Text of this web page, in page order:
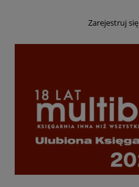
Zarejestruj się